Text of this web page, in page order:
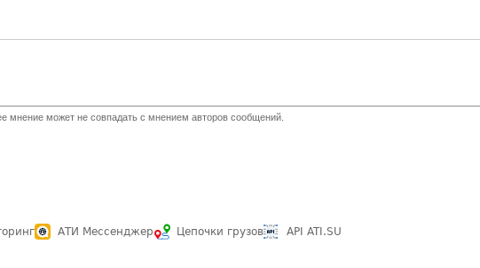
мнение может не совпадать с мнением авторов сообщений.
АТИ Мессенджер Цепочки грузов API ATI.SU